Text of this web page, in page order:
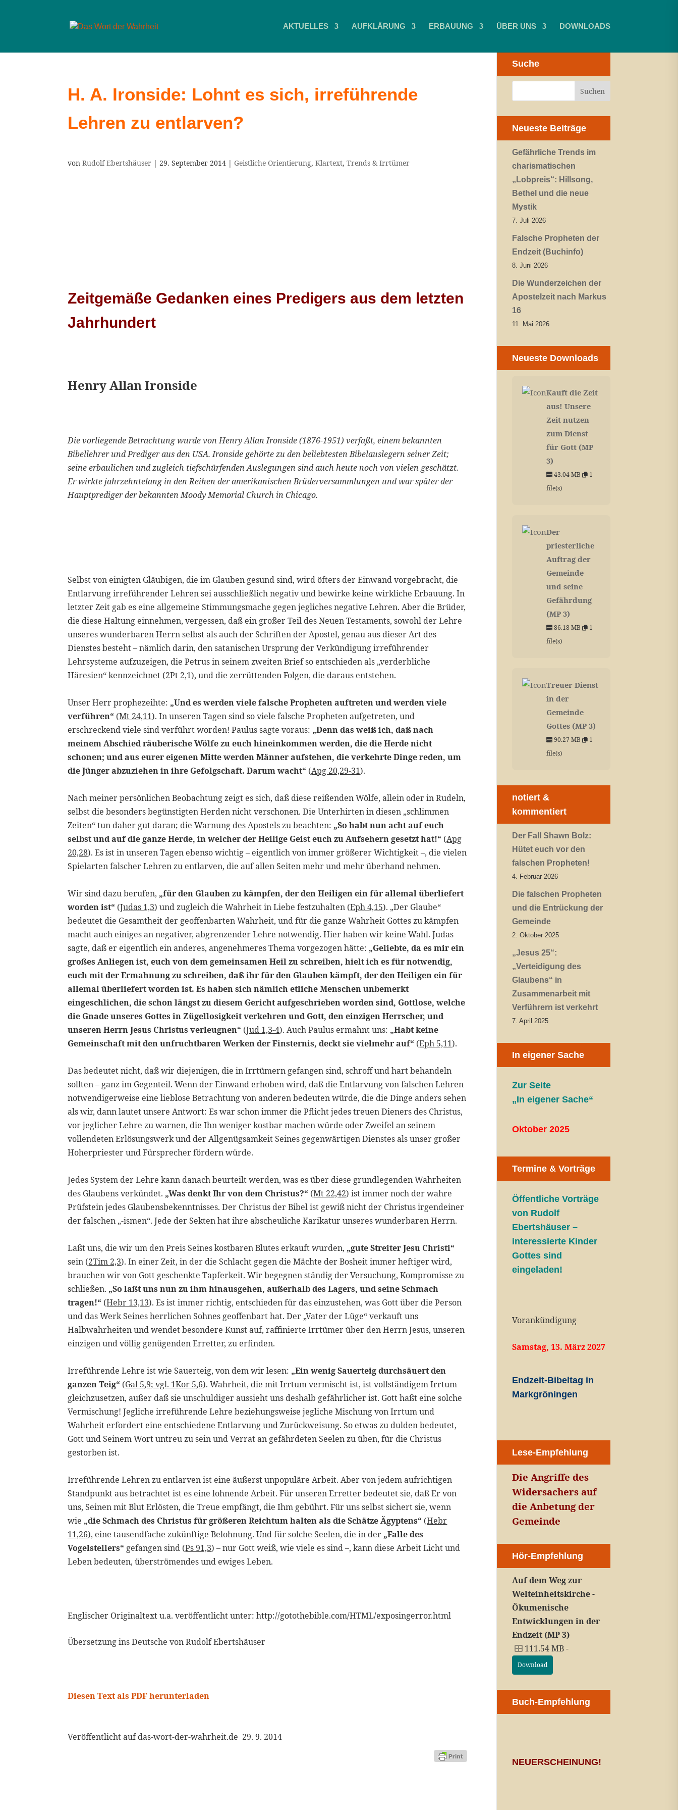
AKTUELLES AUFKLÄRUNG ERBAUUNG ÜBER UNS DOWNLOADS
H. A. Ironside: Lohnt es sich, irreführende
Lehren zu entlarven?
vonRudolf Ebertshäuser |29. September 2014 |Geistliche Orientierung,Klartext,Trends & Irrtümer
Zeitgemäße Gedanken eines Predigers aus dem letzten
Jahrhundert
Henry Allan Ironside
Die vorliegende Betrachtung wurde von Henry Allan Ironside (1876-1951) verfaßt, einem bekannten
Bibellehrer und Prediger aus den USA. Ironside gehörte zu den beliebtesten Bibelauslegern seiner Zeit;
seine erbaulichen und zugleich tiefschürfenden Auslegungen sind auch heute noch von vielen geschätzt.
Er wirkte jahrzehntelang in den Reihen der amerikanischen Brüderversammlungen und war später der
Hauptprediger der bekannten Moody Memorial Church in Chicago.
Selbst von einigten Gläubigen, die im Glauben gesund sind, wird öfters der Einwand vorgebracht, die
Entlarvung irreführender Lehren sei ausschließlich negativ und bewirke keine wirkliche Erbauung. In
letzter Zeit gab es eine allgemeine Stimmungsmache gegen jegliches negative Lehren. Aber die Brüder,
die diese Haltung einnehmen, vergessen, daß ein großer Teil des Neuen Testaments, sowohl der Lehre
unseres wunderbaren Herrn selbst als auch der Schriften der Apostel, genau aus dieser Art des
Dienstes besteht – nämlich darin, den satanischen Ursprung der Verkündigung irreführender
Lehrsysteme aufzuzeigen, die Petrus in seinem zweiten Brief so entschieden als „verderbliche
Häresien“ kennzeichnet (2Pt 2,1), und die zerrüttenden Folgen, die daraus entstehen.
Unser Herr prophezeihte: „Und es werden viele falsche Propheten auftreten und werden viele
verführen“ (Mt 24,11). In unseren Tagen sind so viele falsche Propheten aufgetreten, und
erschreckend viele sind verführt worden! Paulus sagte voraus: „Denn das weiß ich, daß nach
meinem Abschied räuberische Wölfe zu euch hineinkommen werden, die die Herde nicht
schonen; und aus eurer eigenen Mitte werden Männer aufstehen, die verkehrte Dinge reden, um
die Jünger abzuziehen in ihre Gefolgschaft. Darum wacht“ (Apg 20,29-31).
Nach meiner persönlichen Beobachtung zeigt es sich, daß diese reißenden Wölfe, allein oder in Rudeln,
selbst die besonders begünstigten Herden nicht verschonen. Die Unterhirten in diesen „schlimmen
Zeiten“ tun daher gut daran; die Warnung des Apostels zu beachten: „So habt nun acht auf euch
selbst und auf die ganze Herde, in welcher der Heilige Geist euch zu Aufsehern gesetzt hat!“ (Apg
20,28). Es ist in unseren Tagen ebenso wichtig – eigentlich von immer größerer Wichtigkeit –, die vielen
Spielarten falscher Lehren zu entlarven, die auf allen Seiten mehr und mehr überhand nehmen.
Wir sind dazu berufen, „für den Glauben zu kämpfen, der den Heiligen ein für allemal überliefert
worden ist“ (Judas 1,3) und zugleich die Wahrheit in Liebe festzuhalten (Eph 4,15). „Der Glaube“
bedeutet die Gesamtheit der geoffenbarten Wahrheit, und für die ganze Wahrheit Gottes zu kämpfen
macht auch einiges an negativer, abgrenzender Lehre notwendig. Hier haben wir keine Wahl. Judas
sagte, daß er eigentlich ein anderes, angenehmeres Thema vorgezogen hätte: „Geliebte, da es mir ein
großes Anliegen ist, euch von dem gemeinsamen Heil zu schreiben, hielt ich es für notwendig,
euch mit der Ermahnung zu schreiben, daß ihr für den Glauben kämpft, der den Heiligen ein für
allemal überliefert worden ist. Es haben sich nämlich etliche Menschen unbemerkt
eingeschlichen, die schon längst zu diesem Gericht aufgeschrieben worden sind, Gottlose, welche
die Gnade unseres Gottes in Zügellosigkeit verkehren und Gott, den einzigen Herrscher, und
unseren Herrn Jesus Christus verleugnen“ (Jud 1,3-4). Auch Paulus ermahnt uns: „Habt keine
Gemeinschaft mit den unfruchtbaren Werken der Finsternis, deckt sie vielmehr auf“ (Eph 5,11).
Das bedeutet nicht, daß wir diejenigen, die in Irrtümern gefangen sind, schroff und hart behandeln
sollten – ganz im Gegenteil. Wenn der Einwand erhoben wird, daß die Entlarvung von falschen Lehren
notwendigerweise eine lieblose Betrachtung von anderen bedeuten würde, die die Dinge anders sehen
als wir, dann lautet unsere Antwort: Es war schon immer die Pflicht jedes treuen Dieners des Christus,
vor jeglicher Lehre zu warnen, die Ihn weniger kostbar machen würde oder Zweifel an seinem
vollendeten Erlösungswerk und der Allgenügsamkeit Seines gegenwärtigen Dienstes als unser großer
Hoherpriester und Fürsprecher fördern würde.
Jedes System der Lehre kann danach beurteilt werden, was es über diese grundlegenden Wahrheiten
des Glaubens verkündet. „Was denkt Ihr von dem Christus?“ (Mt 22,42) ist immer noch der wahre
Prüfstein jedes Glaubensbekenntnisses. Der Christus der Bibel ist gewiß nicht der Christus irgendeiner
der falschen „-ismen“. Jede der Sekten hat ihre abscheuliche Karikatur unseres wunderbaren Herrn.
Laßt uns, die wir um den Preis Seines kostbaren Blutes erkauft wurden, „gute Streiter Jesu Christi“
sein (2Tim 2,3). In einer Zeit, in der die Schlacht gegen die Mächte der Bosheit immer heftiger wird,
brauchen wir von Gott geschenkte Tapferkeit. Wir begegnen ständig der Versuchung, Kompromisse zu
schließen. „So laßt uns nun zu ihm hinausgehen, außerhalb des Lagers, und seine Schmach
tragen!“ (Hebr 13,13). Es ist immer richtig, entschieden für das einzustehen, was Gott über die Person
und das Werk Seines herrlichen Sohnes geoffenbart hat. Der „Vater der Lüge“ verkauft uns
Halbwahrheiten und wendet besondere Kunst auf, raffinierte Irrtümer über den Herrn Jesus, unseren
einzigen und völlig genügenden Erretter, zu erfinden.
Irreführende Lehre ist wie Sauerteig, von dem wir lesen: „Ein wenig Sauerteig durchsäuert den
ganzen Teig“ (Gal 5,9; vgl. 1Kor 5,6). Wahrheit, die mit Irrtum vermischt ist, ist vollständigem Irrtum
gleichzusetzen, außer daß sie unschuldiger aussieht uns deshalb gefährlicher ist. Gott haßt eine solche
Vermischung! Jegliche irreführende Lehre beziehungsweise jegliche Mischung von Irrtum und
Wahrheit erfordert eine entschiedene Entlarvung und Zurückweisung. So etwas zu dulden bedeutet,
Gott und Seinem Wort untreu zu sein und Verrat an gefährdeten Seelen zu üben, für die Christus
gestorben ist.
Irreführende Lehren zu entlarven ist eine äußerst unpopuläre Arbeit. Aber von jedem aufrichtigen
Standpunkt aus betrachtet ist es eine lohnende Arbeit. Für unseren Erretter bedeutet sie, daß Er von
uns, Seinen mit Blut Erlösten, die Treue empfängt, die Ihm gebührt. Für uns selbst sichert sie, wenn
wie „die Schmach des Christus für größeren Reichtum halten als die Schätze Ägyptens“ (Hebr
11,26), eine tausendfache zukünftige Belohnung. Und für solche Seelen, die in der „Falle des
Vogelstellers“ gefangen sind (Ps 91,3) – nur Gott weiß, wie viele es sind –, kann diese Arbeit Licht und
Leben bedeuten, überströmendes und ewiges Leben.
Englischer Originaltext u.a. veröffentlicht unter: http://gotothebible.com/HTML/exposingerror.html
Übersetzung ins Deutsche von Rudolf Ebertshäuser
Diesen Text als PDF herunterladen
Veröffentlicht auf das-wort-der-wahrheit.de 29. 9. 2014
Suche
Neueste Beiträge
Gefährliche Trends im
charismatischen
„Lobpreis“: Hillsong,
Bethel und die neue
Mystik
7. Juli 2026
Falsche Propheten der
Endzeit (Buchinfo)
8. Juni 2026
Die Wunderzeichen der
Apostelzeit nach Markus
16
11. Mai 2026
Neueste Downloads
Kauft die Zeit
aus! Unsere
Zeit nutzen
zum Dienst
für Gott (MP
3)
43.04 MB
1
file(s)
Der
priesterliche
Auftrag der
Gemeinde
und seine
Gefährdung
(MP 3)
86.18 MB
1
file(s)
Treuer Dienst
in der
Gemeinde
Gottes (MP 3)
90.27 MB
1
file(s)
notiert &
kommentiert
Der Fall Shawn Bolz:
Hütet euch vor den
falschen Propheten!
4. Februar 2026
Die falschen Propheten
und die Entrückung der
Gemeinde
2. Oktober 2025
„Jesus 25“:
„Verteidigung des
Glaubens“ in
Zusammenarbeit mit
Verführern ist verkehrt
7. April 2025
In eigener Sache
Zur Seite
„In eigener Sache“
Oktober 2025
Termine & Vorträge
Öffentliche Vorträge
von Rudolf
Ebertshäuser –
interessierte Kinder
Gottes sind
eingeladen!
Vorankündigung
Samstag, 13. März 2027
Endzeit-Bibeltag in
Markgröningen
Lese-Empfehlung
Die Angriffe des
Widersachers auf
die Anbetung der
Gemeinde
Hör-Empfehlung
Auf dem Weg zur
Welteinheitskirche -
Ökumenische
Entwicklungen in der
Endzeit (MP 3)
111.54 MB -
Download
Buch-Empfehlung
NEUERSCHEINUNG!